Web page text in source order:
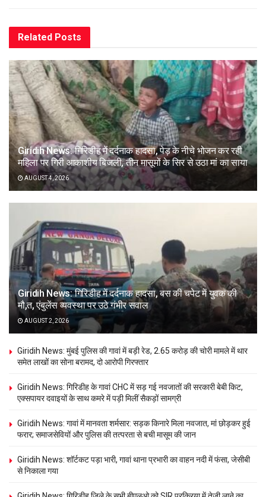
Related Posts
Giridih News: गिरिडीह में दर्दनाक हादसा, पेड़ के नीचे भोजन कर रही
महिला पर गिरी आकाशीय बिजली, तीन मासूमों के सिर से उठा मां का साया
AUGUST 4, 2026
Giridih News: गिरिडीह में दर्दनाक हादसा, बस की चपेट में युवक की
मौ,त, एंबुलेंस व्यवस्था पर उठे गंभीर सवाल
AUGUST 2, 2026
Giridih News: मुंबई पुलिस की गावां में बड़ी रेड, 2.65 करोड़ की चोरी मामले में थार
समेत लाखों का सोना बरामद, दो आरोपी गिरफ्तार
Giridih News: गिरिडीह के गावां CHC में सड़ गई नवजातों की सरकारी बेबी किट,
एक्सपायर दवाइयों के साथ कमरे में पड़ी मिलीं सैकड़ों सामग्री
Giridih News: गावां में मानवता शर्मसार: सड़क किनारे मिला नवजात, मां छोड़कर हुई
फरार; समाजसेवियों और पुलिस की तत्परता से बची मासूम की जान
Giridih News: शॉर्टकट पड़ा भारी, गावां थाना प्रभारी का वाहन नदी में फंसा, जेसीबी
से निकाला गया